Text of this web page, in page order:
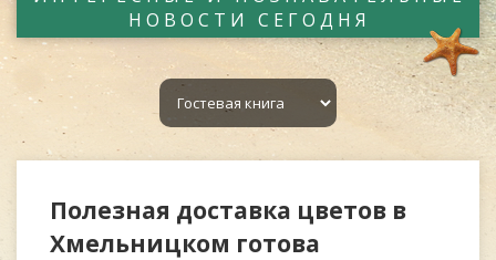
НОВОСТИ СЕГОДНЯ
Полезная доставка цветов в
Хмельницком готова